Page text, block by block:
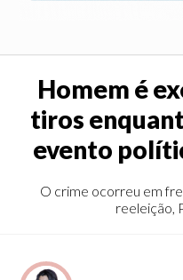
Homem é
tiros
evento
O crime ocorreu em
reeleição,